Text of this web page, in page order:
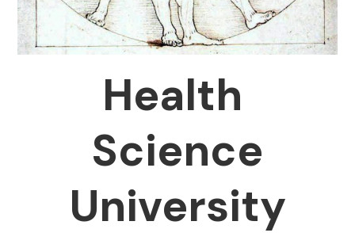
Health
Science
University